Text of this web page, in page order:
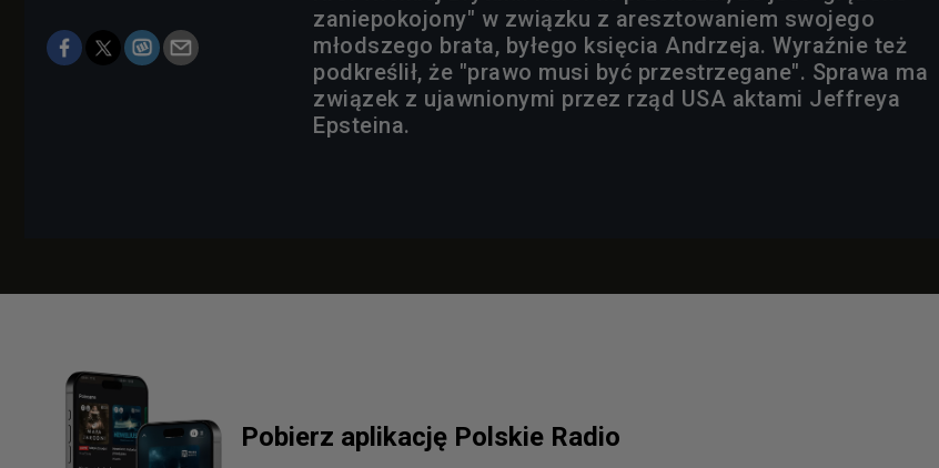
zaniepokojony" w związku z aresztowaniem swojego
młodszego brata, byłego księcia Andrzeja. Wyraźnie też
podkreślił, że "prawo musi być przestrzegane". Sprawa ma
związek z ujawnionymi przez rząd USA aktami Jeffreya
Epsteina.
Pobierz aplikację Polskie Radio